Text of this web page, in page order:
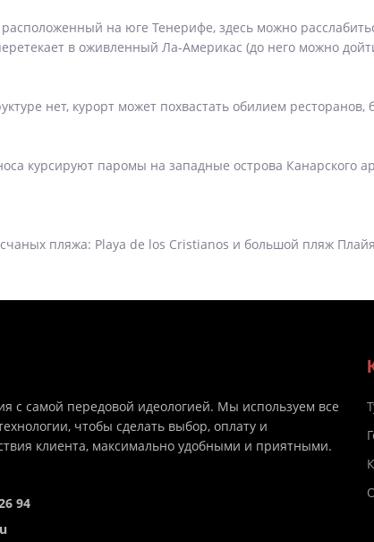
расположенный на юге Тенерифе, здесь можно
в оживленный Ла-Америкас (до него можно
нет, курорт может похвастать обилием
курсируют паромы на западные острова Канарского
пляжа: Playa de los Cristianos и большой пляж
с самой передовой идеологией. Мы используем все
чтобы сделать выбор, оплату и
клиента, максимально удобными и приятными.
94